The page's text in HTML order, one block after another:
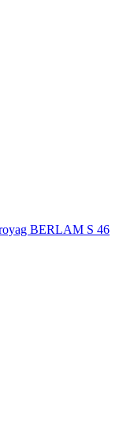
BERLAM S 46